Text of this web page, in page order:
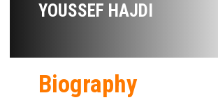
YOUSSEF HAJDI
Biography